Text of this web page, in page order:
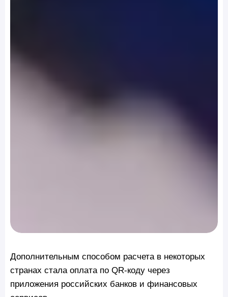
Дополнительным способом расчета в некоторых
странах стала оплата по QR-коду через
приложения российских банков и финансовых